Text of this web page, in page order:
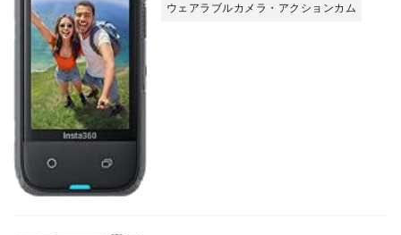
ウェアラブルカメラ・アクションカム